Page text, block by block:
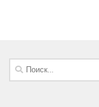
Найти: